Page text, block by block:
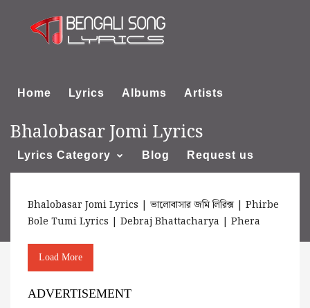
Home Lyrics Albums Artists
Lyrics Category Blog Request us
About us
Bhalobasar Jomi Lyrics
Bhalobasar Jomi Lyrics | ভালোবাসার জমি লিরিক্স | Phirbe
Bole Tumi Lyrics | Debraj Bhattacharya | Phera
Load More
ADVERTISEMENT